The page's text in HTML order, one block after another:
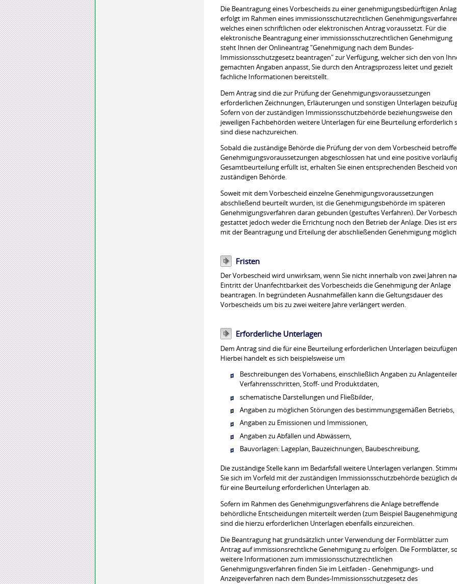
Die Beantragung eines Vorbescheids zu einer genehmigungsbedürftigen
erfolgt im Rahmen eines immissionsschutzrechtlichen
welches einen schriftlichen oder elektronischen Antrag voraussetzt. Für die
elektronische Beantragung einer immissionsschutzrechtlichen Genehmigung
steht Ihnen der Onlineantrag "Genehmigung nach dem Bundes-
Immissionsschutzgesetz beantragen" zur Verfügung, welcher sich den von
gemachten Angaben anpasst, Sie durch den Antragsprozess leitet und gezielt
fachliche Informationen bereitstellt.
Dem Antrag sind die zur Prüfung der Genehmigungsvoraussetzungen
erforderlichen Zeichnungen, Erläuterungen und sonstigen Unterlagen
Sofern von der zuständigen Immissionsschutzbehörde beziehungsweise den
jeweiligen Fachbehörden weitere Unterlagen für eine Beurteilung erforderlich
sind diese nachzureichen.
Sobald die zuständige Behörde die Prüfung der von dem Vorbescheid
Genehmigungsvoraussetzungen abgeschlossen hat und eine positive
Gesamtbeurteilung erfüllt ist, erhalten Sie einen entsprechenden Bescheid
zuständigen Behörde.
Soweit mit dem Vorbescheid einzelne Genehmigungsvoraussetzungen
abschließend beurteilt wurden, ist die Genehmigungsbehörde im späteren
Genehmigungsverfahren daran gebunden (gestuftes Verfahren). Der
gestattet jedoch weder die Errichtung noch den Betrieb der Anlage. Dies ist
mit der Beantragung und Erteilung der abschließenden Genehmigung
Fristen
Der Vorbescheid wird unwirksam, wenn Sie nicht innerhalb von zwei Jahren
Eintritt der Unanfechtbarkeit des Vorbescheids die Genehmigung der Anlage
beantragen. In begründeten Ausnahmefällen kann die Geltungsdauer des
Vorbescheids um bis zu zwei weitere Jahre verlängert werden.
Erforderliche Unterlagen
Dem Antrag sind die für eine Beurteilung erforderlichen Unterlagen
Hierbei handelt es sich beispielsweise um
Beschreibungen des Vorhabens, einschließlich Angaben zu
Verfahrensschritten, Stoff- und Produktdaten,
schematische Darstellungen und Fließbilder,
Angaben zu möglichen Störungen des bestimmungsgemäßen Betriebs,
Angaben zu Emissionen und Immissionen,
Angaben zu Abfällen und Abwässern,
Bauvorlagen: Lageplan, Bauzeichnungen, Baubeschreibung,
Die zuständige Stelle kann im Bedarfsfall weitere Unterlagen verlangen.
Sie sich im Vorfeld mit der zuständigen Immissionsschutzbehörde bezüglich
für eine Beurteilung erforderlichen Unterlagen ab.
Sofern im Rahmen des Genehmigungsverfahrens die Anlage betreffende
behördliche Entscheidungen miterteilt werden (zum Beispiel
sind die hierzu erforderlichen Unterlagen ebenfalls einzureichen.
Die Beantragung hat grundsätzlich unter Verwendung der Formblätter zum
Antrag auf immissionsrechtliche Genehmigung zu erfolgen. Die Formblätter,
weitere Informationen zum immissionsschutzrechtlichen
Genehmigungsverfahren finden Sie im Leitfaden - Genehmigungs- und
Anzeigeverfahren nach dem Bundes-Immissionsschutzgesetzdes